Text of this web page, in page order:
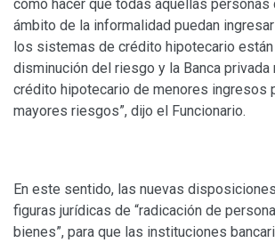
cómo hacer que todas aquellas personas
ámbito de la informalidad puedan
los sistemas de crédito hipotecario
disminución del riesgo y la Banca privada
crédito hipotecario de menores ingresos
mayores riesgos”, dijo el Funcionario.
En este sentido, las nuevas
figuras jurídicas de “radicación de
bienes”, para que las instituciones